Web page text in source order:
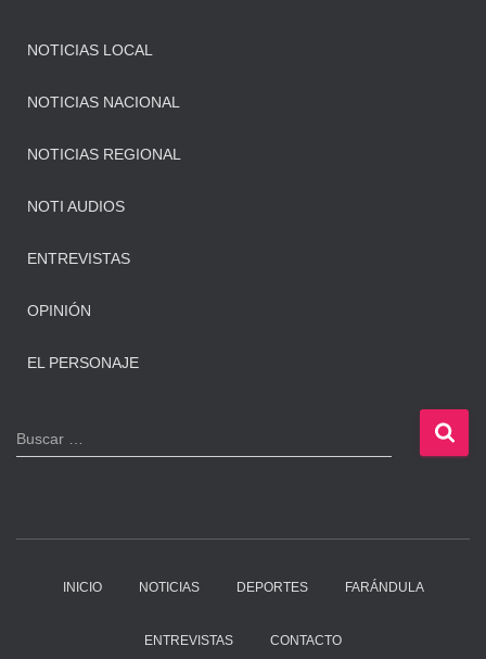
NOTICIAS LOCAL
NOTICIAS NACIONAL
NOTICIAS REGIONAL
NOTI AUDIOS
ENTREVISTAS
OPINIÓN
EL PERSONAJE
B
u
Buscar …
INICIO NOTICIAS DEPORTES FARÁNDULA
ENTREVISTAS CONTACTO